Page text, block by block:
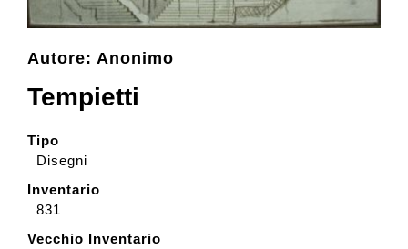
Collezione
Contatti e biglietti
Accessibilità
Dona
Autore: Anonimo
Tempietti
Tipo
Disegni
Inventario
831
Vecchio Inventario